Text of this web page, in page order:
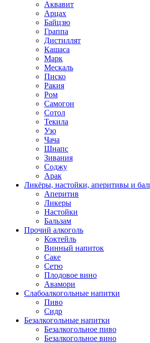
Аквавит
Арцах
Байцзю
Граппа
Дистиллят
Кашаса
Марк
Мескаль
Писко
Ракия
Ром
Самогон
Сотол
Текила
Узо
Чача
Шнапс
Зивания
Соджу
Арак
Ликёры, настойки, аперитивы и
Аперитив
Ликеры
Настойки
Бальзам
Прочий алкоголь
Коктейль
Винный напиток
Саке
Сетю
Плодовое вино
Авамори
Слабоалкогольные напитки
Пиво
Сидр
Безалкогольные напитки
Безалкогольное пиво
Безалкогольное вино